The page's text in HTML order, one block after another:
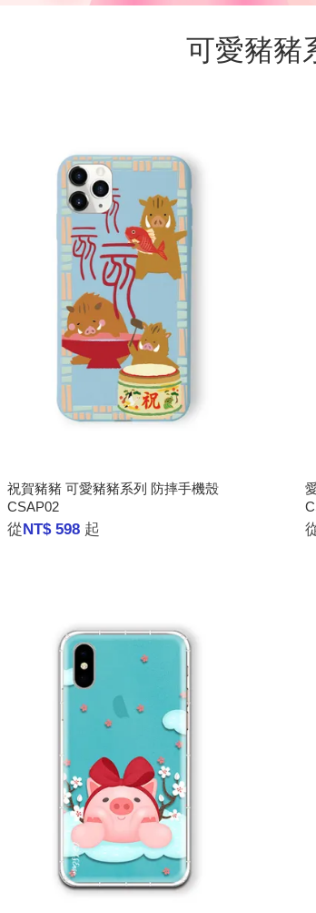
可愛豬豬
祝賀豬豬 可愛豬豬系列 防摔手機殼
CSAP02
從 NT$ 598 起